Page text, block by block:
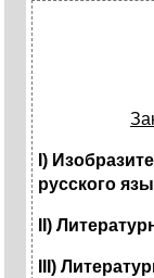
)
русского
)
)